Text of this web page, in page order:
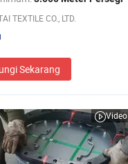
TEXTILE CO., LTD.
Sekarang
Video